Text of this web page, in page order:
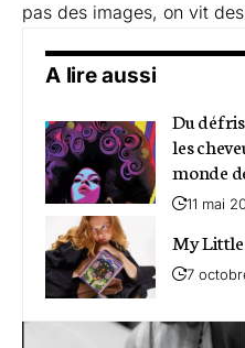
pas des images, on vit
A lire aussi
Du
les
monde
11 mai
My Little
7